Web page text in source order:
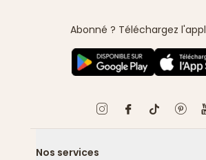
Abonné ? Téléchargez
Nos services